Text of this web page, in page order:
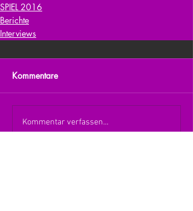
SPIEL 2016
Berichte
Interviews
Kommentare
Kommentar verfassen...